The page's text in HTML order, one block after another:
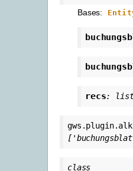
Bases:
recs:
class